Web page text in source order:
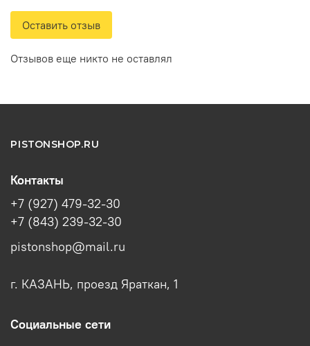
Отзывов еще никто не оставлял
Оставить отзыв
PISTONSHOP.RU
Контакты
+7 (927) 479-32-30
+7 (843) 239-32-30
pistonshop@mail.ru
г. КАЗАНЬ, проезд Яраткан, 1
Социальные сети